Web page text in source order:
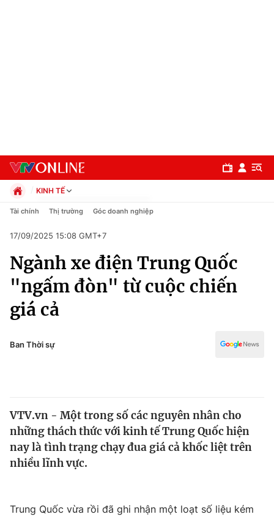
Chuyên mục
Chính trị
Xã hội
Pháp luật
Thế giới
Tin tức
Thế giới đó đây
Kinh tế
Thị trường
KINH TẾ
Chính trị
Pháp luật
Kinh tế
Thể thao
Truyền hình
Văn hóa - Giải trí
Công nghệ
Tài chính Thị trường Góc doanh nghiệp
17/09/2025 15:08 GMT+7
Ngành xe điện Trung Quốc
"ngấm đòn" từ cuộc chiến
giá cả
Ban Thời sự
VTV.vn - Một trong số các nguyên nhân cho
những thách thức với kinh tế Trung Quốc hiện
nay là tình trạng chạy đua giá cả khốc liệt trên
nhiều lĩnh vực.
Trung Quốc vừa rồi đã ghi nhận một loạt số liệu kém